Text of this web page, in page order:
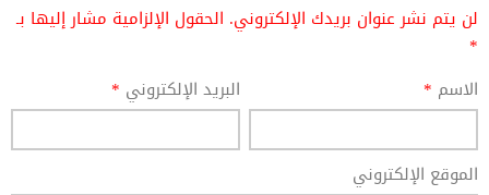
لن يتم نشر عنوان بريدك الإلكتروني. الحقول الإلزامية مشار إليها بـ
*
الاسم * البريد الإلكتروني *
الموقع الإلكتروني